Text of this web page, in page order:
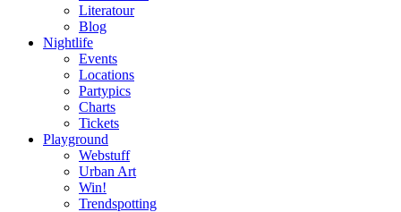
Literatour
Blog
Nightlife
Events
Locations
Partypics
Charts
Tickets
Playground
Webstuff
Urban Art
Win!
Trendspotting